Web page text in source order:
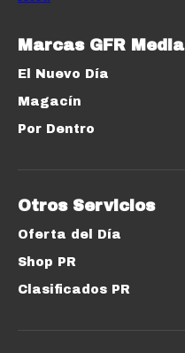
Marcas GFR Media
El Nuevo Día
Magacín
Por Dentro
Otros Servicios
Oferta del Día
Shop PR
Clasificados PR